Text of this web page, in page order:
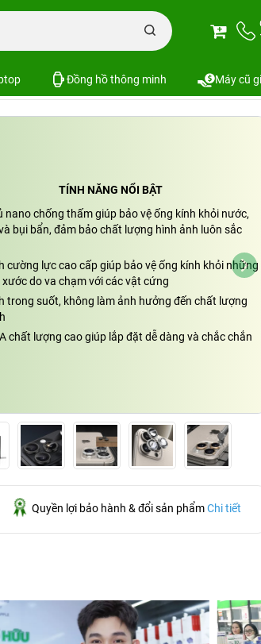
Đồng hồ thông minh Máy cũ
Dán cường lực camera iPhone 16 Pro/16 Pro
16 Pro Max Mipow Kingbull
TÍNH NĂNG NỔI BẬT
nano chống thấm giúp bảo vệ ống kính khỏi nước,
bụi bẩn, đảm bảo chất lượng hình ảnh luôn sắc
cường lực cao cấp giúp bảo vệ ống kính khỏi những
do va chạm với các vật cứng
trong suốt, không làm ảnh hưởng đến chất lượng
chất lượng cao giúp lắp đặt dễ dàng và chắc chắn
Quyền lợi bảo hành & đổi sản phẩm Chi tiết